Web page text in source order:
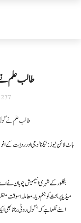
طالب علم
277
ہاٹ لائن نیوز : ٹیکنالوجی اور روایت کے
بنگلور کے شہری انیمیش چوہان نے
میڈیا پر بحث کوجنم دیا۔ معاملہ اسوقت
اسنے لکھا ہے کہ ‘گول روٹی بنانا